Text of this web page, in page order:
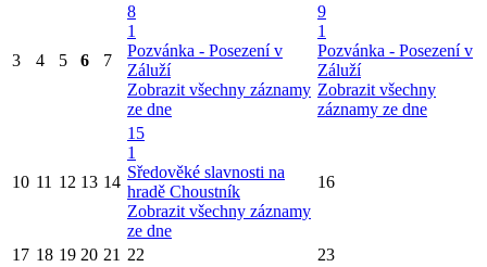
3 4 5 6 7
8
1
Pozvánka - Posezení v
Záluží
Zobrazit všechny záznamy
ze dne
9
1
Pozvánka - Posezení v
Záluží
Zobrazit všechny
záznamy ze dne
10 11 12 13 14
15
1
Sředověké slavnosti na
hradě Choustník
Zobrazit všechny záznamy
ze dne
16
17 18 19 20 21 22
23